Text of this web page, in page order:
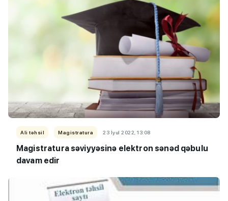
Ali təhsil Magistratura 23 İyul 2022, 13:08
Magistratura səviyyəsinə elektron sənəd qəbulu
davam edir